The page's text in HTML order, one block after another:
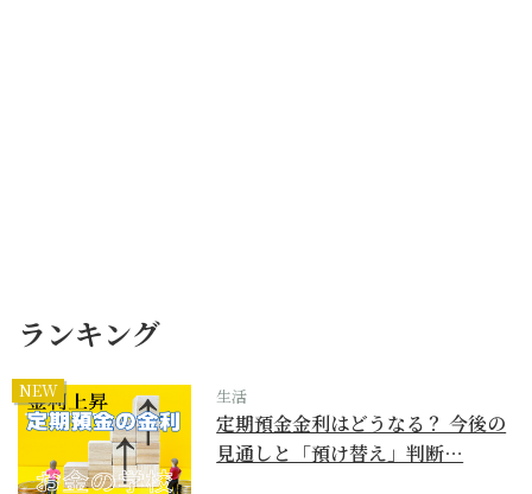
ランキング
NEW 生活
定期預金金利はどうなる？ 今後の
見通しと「預け替え」判断…